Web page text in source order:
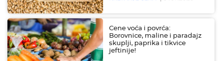
Cene voća i povrća:
Borovnice, maline i paradajz
skuplji, paprika i tikvice
jeftinije!